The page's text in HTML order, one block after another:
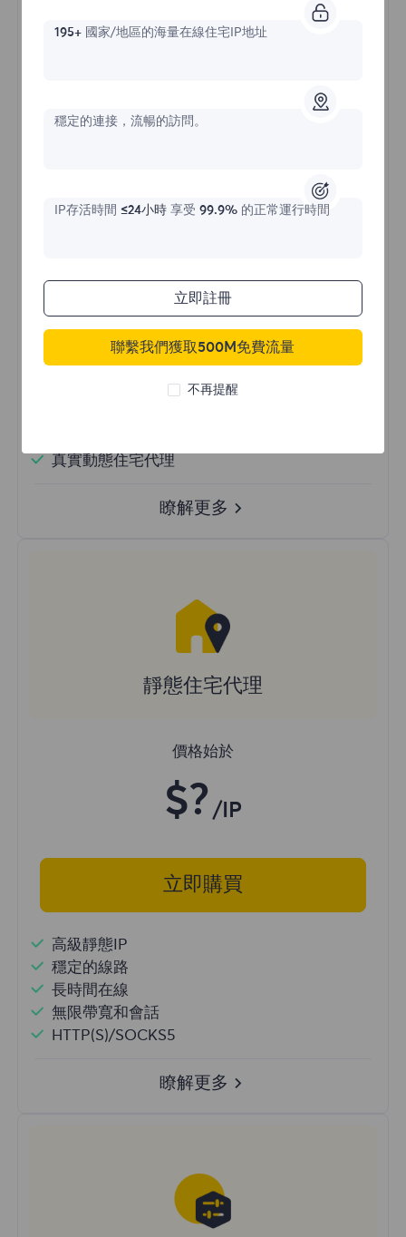
不限流量住宅代理
$?
立即購買
真實動態住宅代理
瞭解更多
靜態住宅代理
價格始於
$? /IP
立即購買
高級靜態IP
穩定的線路
長時間在線
無限帶寬和會話
HTTP(S)/SOCKS5
瞭解更多
195+國家/地區的海量在線住宅IP地址
穩定的連接，流暢的訪問。
IP存活時間 ≤24小時享受 99.9%的正常運行時間
立即註冊
聯繫我們獲取500M免費流量
不再提醒